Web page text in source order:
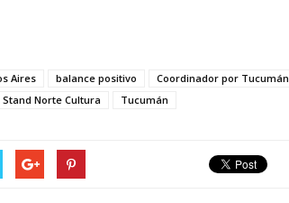
Aires balance positivo
Coordinador por Tucumán
Stand Norte Cultura Tucumán